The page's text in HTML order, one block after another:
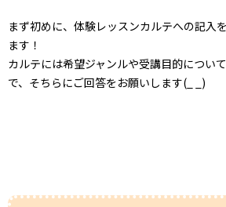
まず初めに、体験レッスンカルテへの記入
ます！
カルテには希望ジャンルや受講目的につい
で、そちらにご回答をお願いします(_ _)